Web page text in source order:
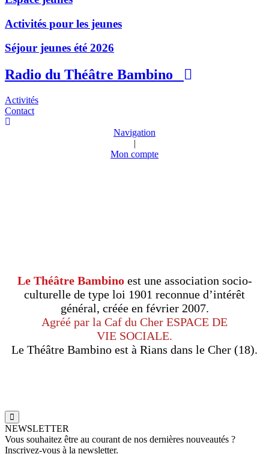
Activités pour les jeunes
Séjour jeunes été 2026
Radio du Théâtre Bambino
Activités
Contact
Navigation
|
Mon compte
Le Théâtre Bambino est une association socio-
culturelle de type loi 1901 reconnue d’intérêt
général, créée en février 2007.
Agréé par la Caf du Cher ESPACE DE
VIE SOCIALE.
Le Théâtre Bambino est à Rians dans le Cher (18).
NEWSLETTER
Vous souhaitez être au courant de nos dernières nouveautés ?
Inscrivez-vous à la newsletter.